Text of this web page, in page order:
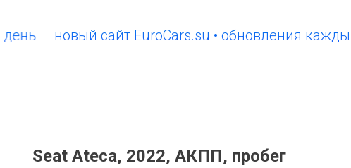
новый сайт EuroCars.su • обновления каждый
Seat Ateca, 2022, АКПП, пробег